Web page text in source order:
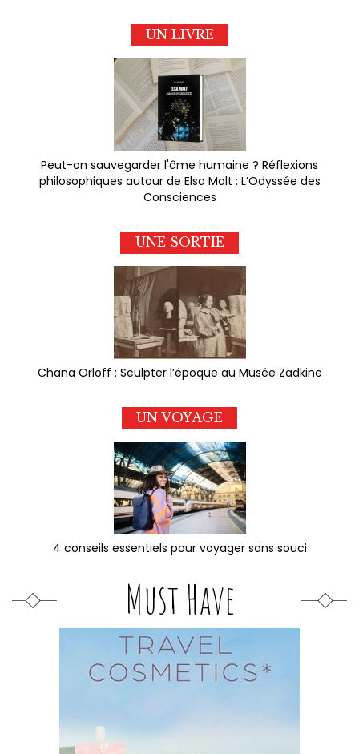
UN LIVRE
Peut-on sauvegarder l'âme humaine ? Réflexions
philosophiques autour de Elsa Malt : L’Odyssée des
Consciences
UNE SORTIE
Chana Orloff : Sculpter l’époque au Musée Zadkine
UN VOYAGE
4 conseils essentiels pour voyager sans souci
Must Have